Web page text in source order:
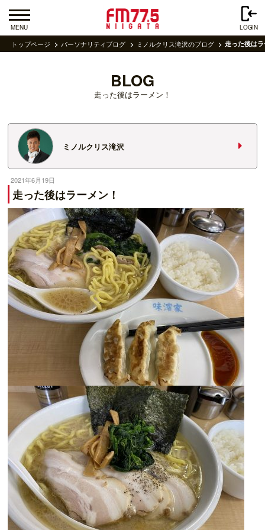
MENU LOGIN
トップページ パーソナリティブログ ミノルクリス滝沢のブログ 走った後は
BLOG
走った後はラーメン！
ミノルクリス滝沢
2021年6月19日
走った後はラーメン！